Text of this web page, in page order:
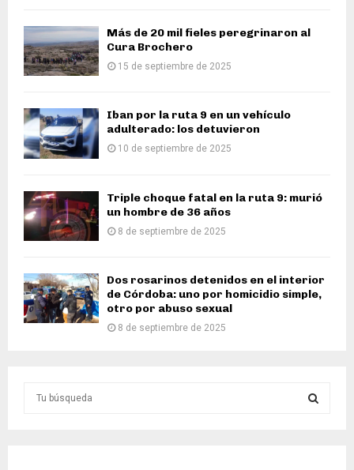
Más de 20 mil fieles peregrinaron al
Cura Brochero
15 de septiembre de 2025
Iban por la ruta 9 en un vehículo
adulterado: los detuvieron
10 de septiembre de 2025
Triple choque fatal en la ruta 9: murió
un hombre de 36 años
8 de septiembre de 2025
Dos rosarinos detenidos en el interior
de Córdoba: uno por homicidio simple,
otro por abuso sexual
8 de septiembre de 2025